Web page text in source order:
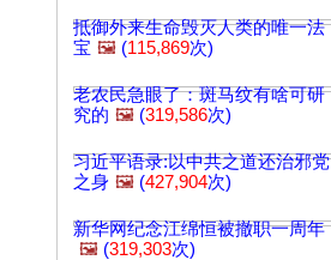
抵御外来生命毁灭人类的唯一法
宝 🖼️ (115,869次)
老农民急眼了：斑马纹有啥可研
究的 🖼️ (319,586次)
习近平语录:以中共之道还治邪党
之身 🖼️ (427,904次)
新华网纪念江绵恒被撤职一周年
🖼️ (319,303次)